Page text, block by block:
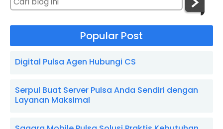
Popular Post
Digital Pulsa Agen Hubungi CS
Serpul Buat Server Pulsa Anda Sendiri dengan
Layanan Maksimal